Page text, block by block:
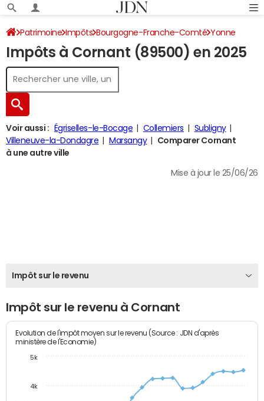
Patrimoine Impôts Bourgogne-Franche-Comté Yonne
Cornant Impôt sur le revenu
Impôts à Cornant (89500) en 2025
Voir aussi : Égriselles-le-Bocage Collemiers
Subligny
Villeneuve-la-Dondagre
Marsangy
Comparer Cornant
à une autre ville
Mise à jour le 25/06/26
Impôt sur le revenu
Impôt sur le revenu à Cornant
Evolution de l'impôt moyen sur le revenu (Source : JDN d'après
ministère de l'Economie)
4k
5k